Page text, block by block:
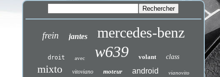
frein jantes mercedes-benz
droit avec w639 volant class
mixto vitoviano moteur android vianovito